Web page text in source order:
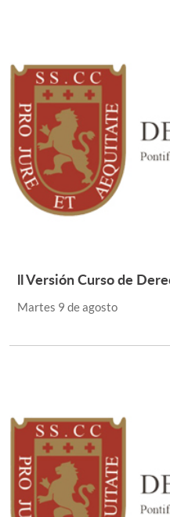
ll Versión Curso de
Martes 9 de agosto